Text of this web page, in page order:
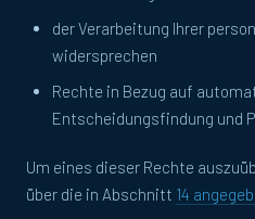
der Verarbeitung Ihrer
widersprechen
Rechte in Bezug auf
Entscheidungsfindung und
Um eines dieser Rechte
über die in Abschnitt 14